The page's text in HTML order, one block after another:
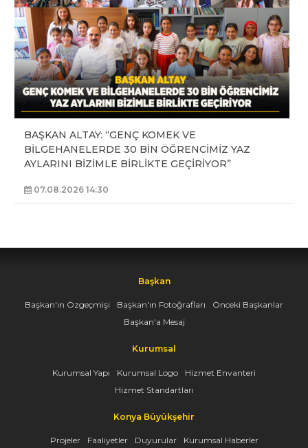
BAŞKAN ALTAY: “GENÇ KOMEK VE
BİLGEHANELERDE 30 BİN ÖĞRENCİMİZ YAZ
AYLARINI BİZİMLE BİRLİKTE GEÇİRİYOR”
07.08.2026 14:30
Başkan
Başkan'ın Özgeçmişi Başkan'ın Fotoğrafları
Önceki Başkanlar
Başkan'a Mesaj
Kurumsal
Kurumsal Yapı Kurumsal Logo
Hizmet Envanteri
Hizmet Standartları
Konya Büyükşehir
Projeler Faaliyetler Duyurular Kurumsal Haberler